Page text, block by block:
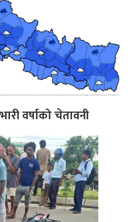
वर्षाको चेतावनी